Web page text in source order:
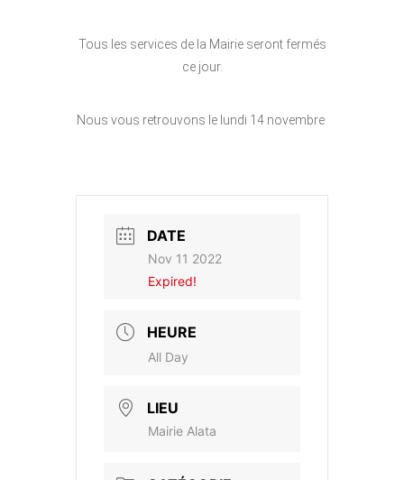
Tous les services de la Mairie seront fermés
ce jour.
Nous vous retrouvons le lundi 14 novembre
DATE
Nov 11 2022
Expired!
HEURE
All Day
LIEU
Mairie Alata